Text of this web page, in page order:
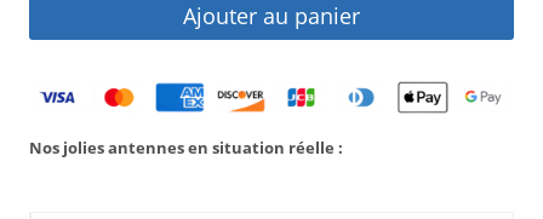
Ajouter au panier
Nos jolies antennes en situation réelle :